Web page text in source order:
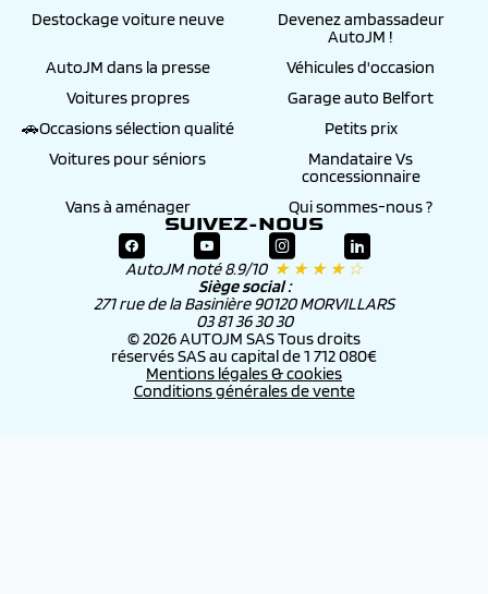
Destockage voiture neuve
Devenez ambassadeur
AutoJM !
AutoJM dans la presse
Véhicules d'occasion
Voitures propres
Garage auto Belfort
🚗Occasions sélection qualité
Petits prix
Voitures pour séniors
Mandataire Vs
concessionnaire
Vans à aménager
Qui sommes-nous ?
SUIVEZ-NOUS
AutoJM noté 8.9/10 ★ ★ ★ ★ ☆
Siège social :
271 rue de la Basinière 90120 MORVILLARS
03 81 36 30 30
© 2026 AUTOJM SAS Tous droits
réservés SAS au capital de 1 712 080€
Mentions légales & cookies
Conditions générales de vente